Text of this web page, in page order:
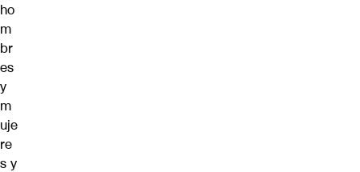
ho
m
br
es
y
m
uje
re
s y